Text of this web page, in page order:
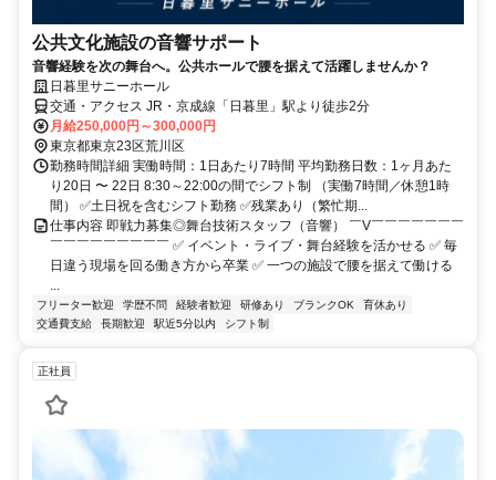
公共文化施設の音響サポート
音響経験を次の舞台へ。公共ホールで腰を据えて活躍しませんか？
日暮里サニーホール
交通・アクセス JR・京成線「日暮里」駅より徒歩2分
月給250,000円～300,000円
東京都東京23区荒川区
勤務時間詳細 実働時間：1日あたり7時間 平均勤務日数：1ヶ月あた
り20日 〜 22日 8:30～22:00の間でシフト制 （実働7時間／休憩1時
間） ✅土日祝を含むシフト勤務 ✅残業あり（繁忙期...
仕事内容 即戦力募集◎舞台技術スタッフ（音響） ￣V￣￣￣￣￣￣￣
￣￣￣￣￣￣￣￣￣ ✅ イベント・ライブ・舞台経験を活かせる ✅ 毎
日違う現場を回る働き方から卒業 ✅ 一つの施設で腰を据えて働ける
...
フリーター歓迎 学歴不問 経験者歓迎 研修あり ブランクOK
育休あり
交通費支給
長期歓迎 駅近5分以内 シフト制
正社員